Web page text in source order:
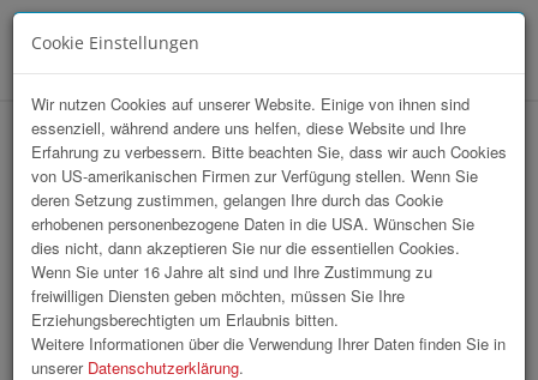
hr-lounge Mitte zu Gast bei Polytec
Holding AG
Cookie Einstellungen
Wir nutzen Cookies auf unserer Website. Einige von ihnen sind
essenziell, während andere uns helfen, diese Website und Ihre
Erfahrung zu verbessern. Bitte beachten Sie, dass wir auch Cookies
von US-amerikanischen Firmen zur Verfügung stellen. Wenn Sie
deren Setzung zustimmen, gelangen Ihre durch das Cookie
erhobenen personenbezogene Daten in die USA. Wünschen Sie
dies nicht, dann akzeptieren Sie nur die essentiellen Cookies.
Wenn Sie unter 16 Jahre alt sind und Ihre Zustimmung zu
freiwilligen Diensten geben möchten, müssen Sie Ihre
Erziehungsberechtigten um Erlaubnis bitten.
Weitere Informationen über die Verwendung Ihrer Daten finden Sie in
unserer Datenschutzerklärung.